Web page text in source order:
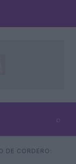
⌕
⌕
DE CORDERO: